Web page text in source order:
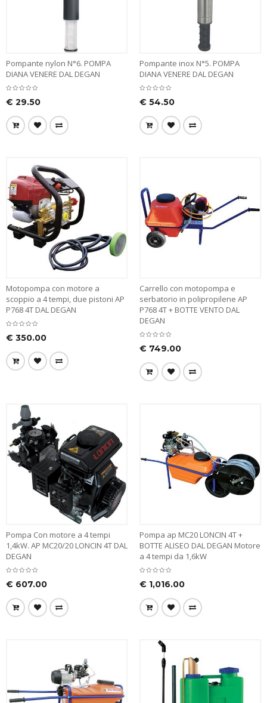
Pompante nylon N°6. POMPA
DIANA VENERE DAL DEGAN
€ 29.50
Pompante inox N°5. POMPA
DIANA VENERE DAL DEGAN
€ 54.50
Motopompa con motore a
scoppio a 4 tempi, due pistoni AP
P768 4T DAL DEGAN
€ 350.00
Carrello con motopompa e
serbatorio in polipropilene AP
P768 4T + BOTTE VENTO DAL
DEGAN
€ 749.00
Pompa Con motore a 4 tempi
1,4kW. AP MC20/20 LONCIN 4T DAL
DEGAN
€ 607.00
Pompa ap MC20 LONCIN 4T +
BOTTE ALISEO DAL DEGAN Motore
a 4 tempi da 1,6kW
€ 1,016.00